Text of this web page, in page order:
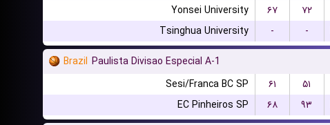
Yonsei University
۶۷ ۷۲
Tsinghua University
- -
Brazil Paulista Divisao Especial A-1
Sesi/Franca BC SP
۶۱ ۵۱
EC Pinheiros SP
۶۸ ۹۳